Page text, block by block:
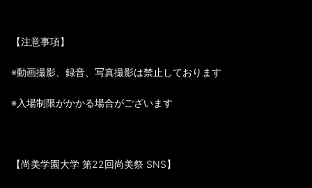
【注意事項】
※動画撮影、録音、写真撮影は禁止しております
※入場制限がかかる場合がございます
【尚美学園大学 第22回尚美祭 SNS】